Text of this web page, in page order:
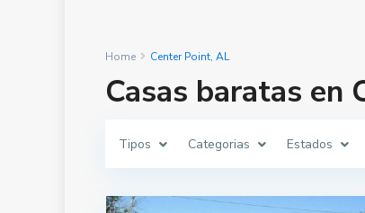
Home Center Point, AL
Casas baratas en
Tipos Categorias Estados